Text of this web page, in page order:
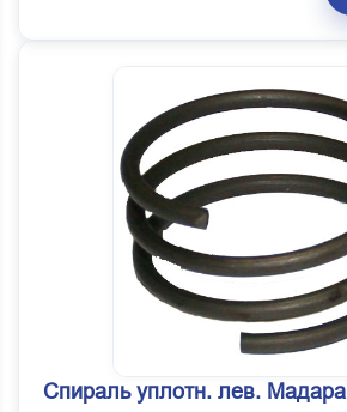
Спираль уплотн. лев. Мадара